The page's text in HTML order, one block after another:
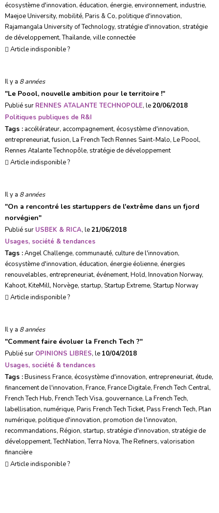
écosystème d'innovation, éducation, énergie, environnement, industrie,
Maejoe University, mobilité, Paris & Co, politique d'innovation,
Rajamangala University of Technology, stratégie d'innovation, stratégie
de développement,Thaïlande, ville connectée
Article indisponible ?
Il y a 8 années
"Le Poool, nouvelle ambition pour le territoire !"
Publié sur RENNES ATALANTE TECHNOPOLE, le20/06/2018
Politiques publiques de R&I
Tags : accélérateur, accompagnement, écosystème d'innovation,
entrepreneuriat,fusion, La French Tech Rennes Saint-Malo, Le Poool,
Rennes Atalante Technopôle, stratégie de développement
Article indisponible ?
Il y a 8 années
"On a rencontré les startuppers de l'extrême dans un fjord
norvégien"
Publié sur USBEK & RICA, le21/06/2018
Usages, société & tendances
Tags :Angel Challenge, communauté, culture de l'innovation,
écosystème d'innovation, éducation, énergie éolienne, énergies
renouvelables, entrepreneuriat, événement, Hold, Innovation Norway,
Kahoot, KiteMill, Norvège, startup, Startup Extreme, Startup Norway
Article indisponible ?
Il y a 8 années
"Comment faire évoluer la French Tech ?"
Publié sur OPINIONS LIBRES, le 10/04/2018
Usages, société & tendances
Tags :Business France, écosystème d'innovation, entrepreneuriat, étude,
financement de l'innovation, France, France Digitale, French Tech Central,
French Tech Hub, French Tech Visa, gouvernance, La French Tech,
labellisation, numérique, Paris French Tech Ticket, Pass French Tech, Plan
numérique, politique d'innovation, promotion de l'innovaton,
recommandations, Région, startup, stratégie d'innovation, stratégie de
développement,TechNation,Terra Nova,The Refiners, valorisation
financière
Article indisponible ?